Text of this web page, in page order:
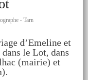
- Tarn
d’Emeline et
le Lot, dans
(mairie) et